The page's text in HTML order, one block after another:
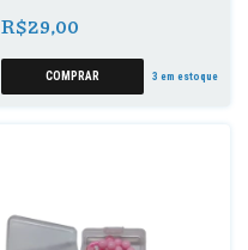
R$29,00
3 em estoque